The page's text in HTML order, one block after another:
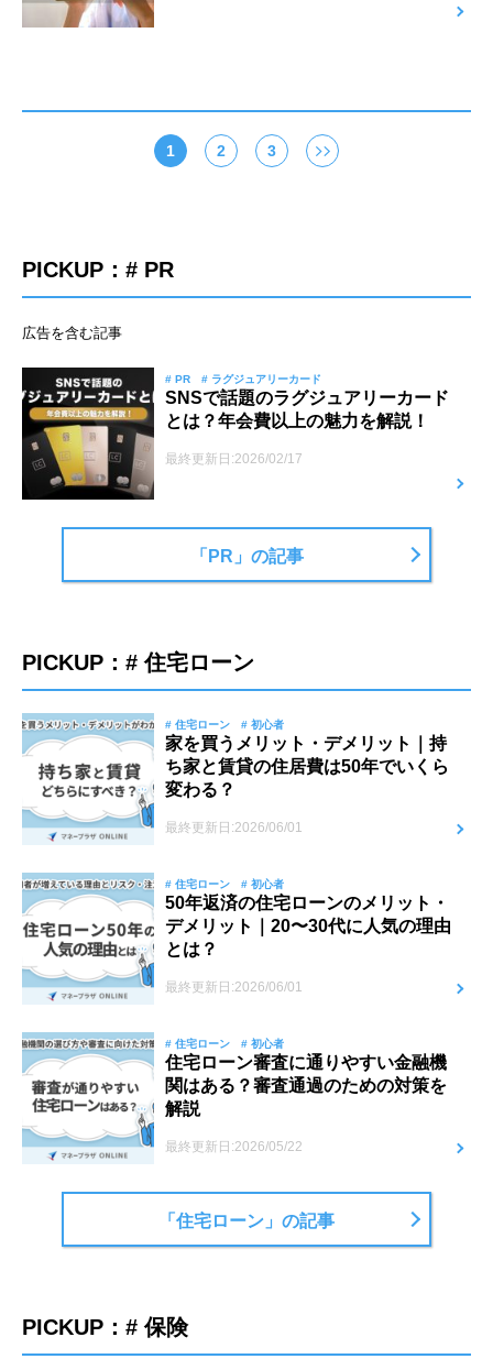
1 2 3
PICKUP：# PR
広告を含む記事
# PR # ラグジュアリーカード
SNSで話題のラグジュアリーカード
とは？年会費以上の魅力を解説！
最終更新日:2026/02/17
「PR」の記事
PICKUP：# 住宅ローン
# 住宅ローン # 初心者
家を買うメリット・デメリット｜持
ち家と賃貸の住居費は50年でいくら
変わる？
最終更新日:2026/06/01
# 住宅ローン # 初心者
50年返済の住宅ローンのメリット・
デメリット｜20〜30代に人気の理由
とは？
最終更新日:2026/06/01
# 住宅ローン # 初心者
住宅ローン審査に通りやすい金融機
関はある？審査通過のための対策を
解説
最終更新日:2026/05/22
「住宅ローン」の記事
PICKUP：# 保険